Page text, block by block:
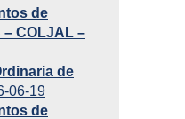
de
COLJAL –
de
06-19
de